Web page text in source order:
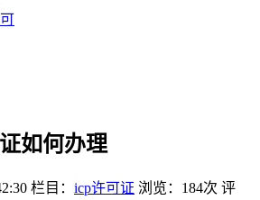
如何办理
栏目： icp许可证 浏览：184次 评